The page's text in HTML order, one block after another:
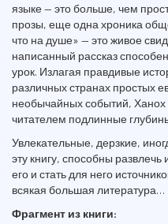
языке — это больше, чем
прозы, еще одна хроника
что на душе» — это живое
написанный рассказ
урок. Излагая правдивые
различных странах простых
необычайных событий,
читателем подлинные
Увлекательные, дерзкие,
эту книгу, способны
его и стать для него
всякая большая литература…
Фрагмент из книги: